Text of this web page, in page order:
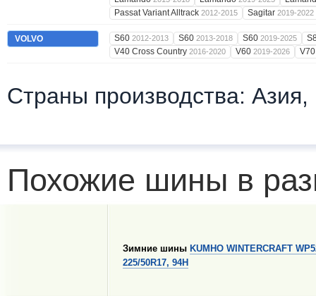
Passat Variant Alltrack 2012-2015 Sagitar 2019-2022
VOLVO S60 2012-2013 S60 2013-2018 S60 2019-2025
V40 Cross Country 2016-2020 V60 2019-2026
Страны производства: Азия,
Похожие шины в
Зимние шины KUMHO WINTERCRAFT
225/50R17, 94H